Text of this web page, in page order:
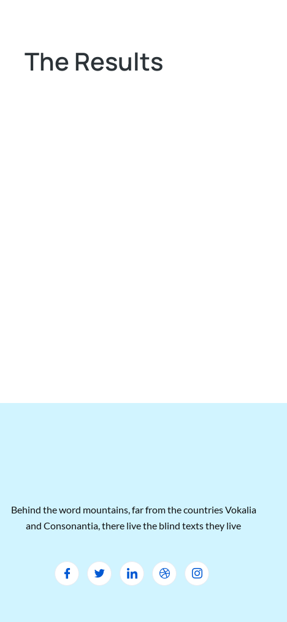
The Results
Behind the word mountains, far from the countries Vokalia
and Consonantia, there live the blind texts they live